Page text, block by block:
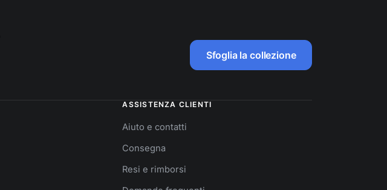
Sfoglia la collezione
ASSISTENZA CLIENTI
Aiuto e contatti
Consegna
Resi e rimborsi